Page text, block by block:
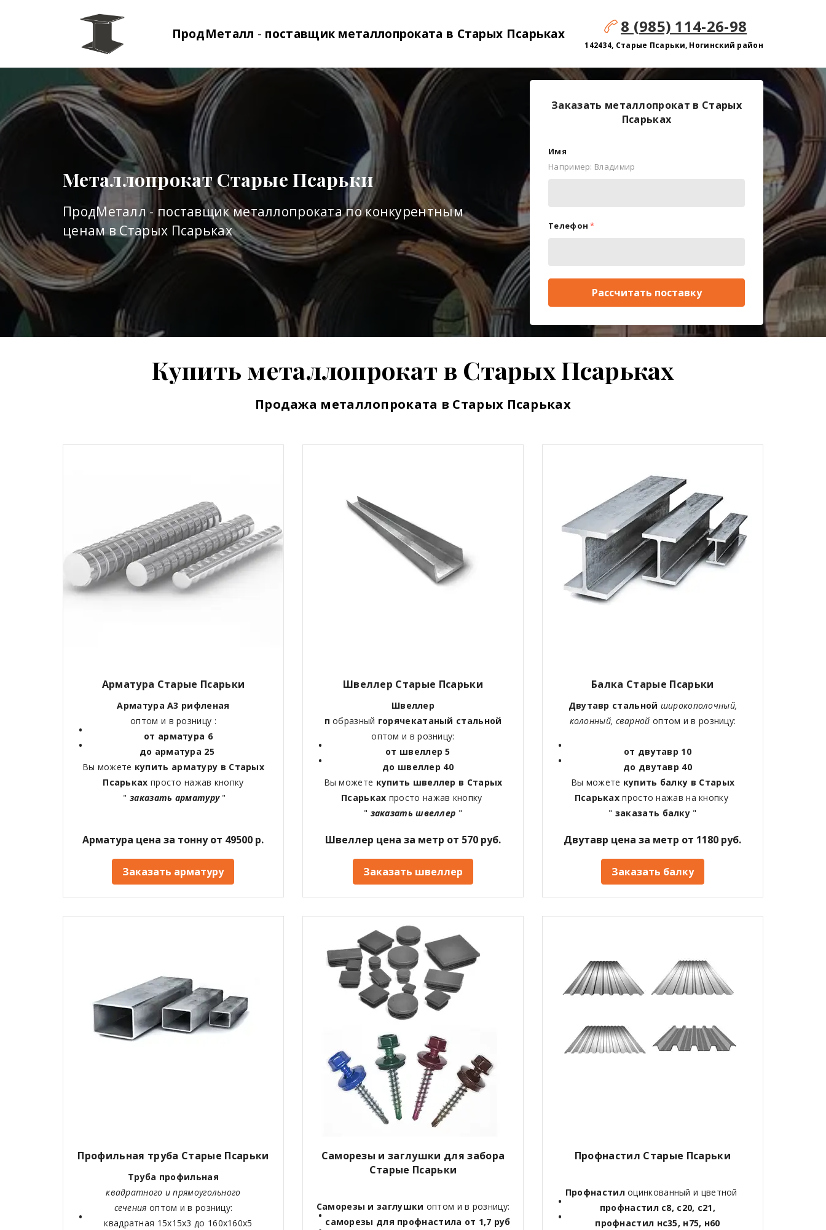
ПродМеталл - поставщик металлопроката в Старых Псарьках 8 (985) 114-26-98
142434, Старые Псарьки, Ногинский район
Металлопрокат Старые Псарьки
ПродМеталл - поставщик металлопроката по конкурентным
ценам в Старых Псарьках
Заказать металлопрокат в Старых
Псарьках
Имя
Например: Владимир
Телефон *
Рассчитать поставку
Купить металлопрокат в Старых Псарьках
Продажа металлопроката в Старых Псарьках
Арматура Старые Псарьки
Арматура А3 рифленая
оптом и в розницу :
от арматура 6
до арматура 25
Вы можете купить арматуру в Старых
Псарьках просто нажав кнопку
"заказать арматуру"
Арматура цена за тонну от 49500 р.
Заказать арматуру
Швеллер Старые Псарьки
Швеллер
побразный горячекатаный стальной
оптом и в розницу:
от швеллер 5
до швеллер 40
Вы можете купить швеллер в Старых
Псарьках просто нажав кнопку
" заказать швеллер "
Швеллер цена за метр от 570 руб.
Заказать швеллер
Балка Старые Псарьки
Двутавр стальной широкополочный,
колонный, сварной оптом и в розницу:
от двутавр 10
до двутавр 40
Вы можете купить балку в Старых
Псарькахпросто нажав на кнопку
" заказать балку "
Двутавр цена за метр от 1180 руб.
Заказать балку
Профильная труба Старые Псарьки
Труба профильная
квадратного и прямоугольного
сечения оптом и в розницу:
квадратная 15х15х3 до 160х160х5
Саморезы и заглушки для забора
Старые Псарьки
Саморезы и заглушки оптом и в розницу:
саморезы для профнастила от 1,7 руб
Профнастил Старые Псарьки
Профнастилоцинкованный и цветной
профнастил с8, с20, с21,
профнастил нс35, н75, н60